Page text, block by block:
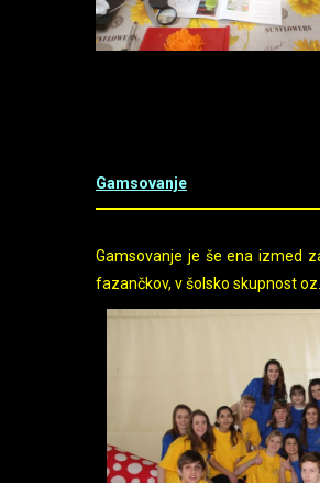
Gamsovanje
Gamsovanje je še ena izmed
fazančkov, v šolsko skupnost